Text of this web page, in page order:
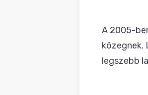
A 2005-
közegnek.
legszebb